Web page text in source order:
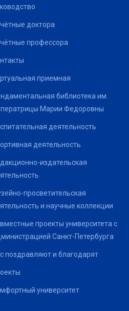
доктора
профессора
приемная
библиотека им.
Марии Федоровны
деятельность
деятельность
издательская
просветительская
и научные коллекции
проекты университета с
Санкт-Петербурга
поздравляют и благодарят
университет